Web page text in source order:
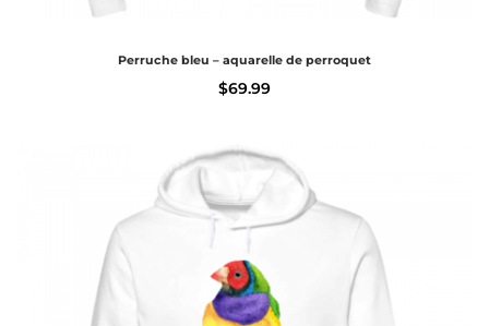
Perruche bleu – aquarelle de perroquet
$69.99